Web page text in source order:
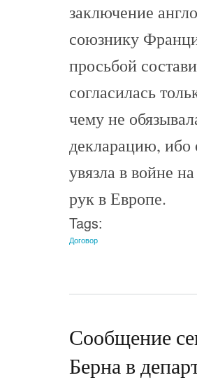
заключение
союзнику
просьбой
согласилась
чему не
декларацию, ибо
увязла в войне
рук в Европе.
Tags:
Договор
Сообщение
Берна в